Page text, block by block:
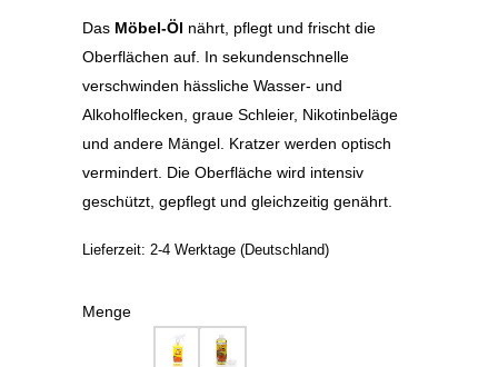
Das Möbel-Öl nährt, pflegt und frischt die
Oberflächen auf. In sekundenschnelle
verschwinden hässliche Wasser- und
Alkoholflecken, graue Schleier, Nikotinbeläge
und andere Mängel. Kratzer werden optisch
vermindert. Die Oberfläche wird intensiv
geschützt, gepflegt und gleichzeitig genährt.
Lieferzeit: 2-4 Werktage (Deutschland)
Menge